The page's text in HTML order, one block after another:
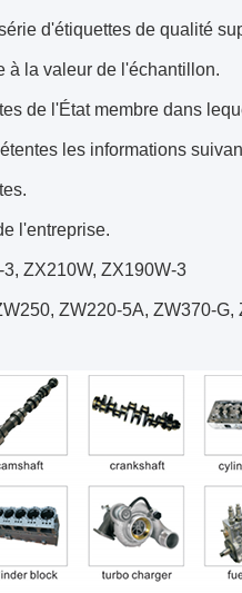
d'étiquettes de qualité
à la valeur de l'échantillon.
de l'État membre dans
les informations
l'entreprise.
ZX210W, ZX190W-3
ZW220-5A, ZW370-